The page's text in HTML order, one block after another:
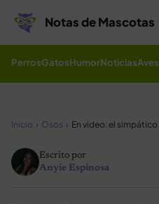
Notas de Mascotas
PerrosGatosHumorNoticiasAves
Inicio Osos
Escrito por
Anyie Espinosa